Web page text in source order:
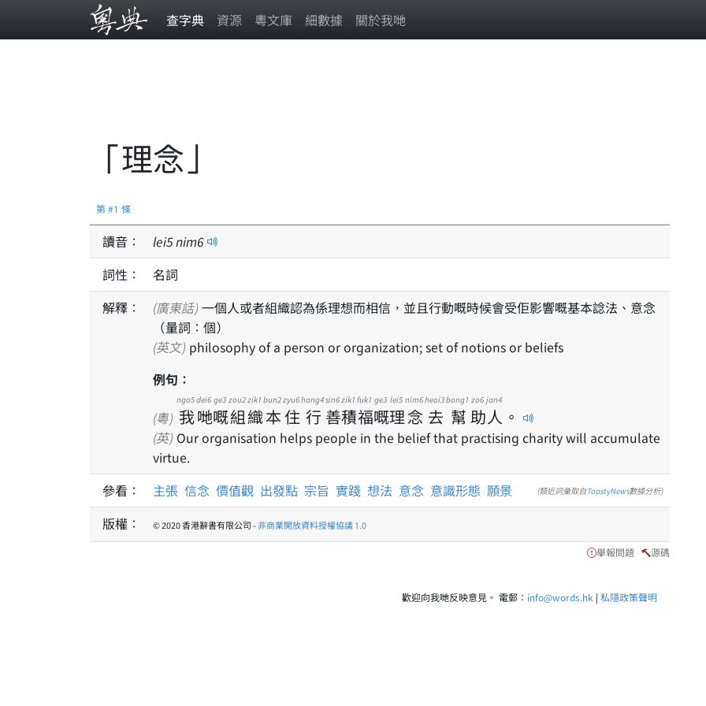
查字典 資源 粵文庫 細數據 關於我哋
「理念」
第 #1 條
讀音： lei5nim6
詞性：
名詞
解釋：
(廣東話)
（量詞：個）
(英文) philosophy of a person or organization; set of notions or beliefs
例句：
(粵) 我
ngo5
哋
dei6
嘅
ge3
組
zou2
織
zik1
本
bun2
住
zyu6
行
hang4
善
sin6
積
zik1
福
fuk1
嘅
ge3
理
lei5
念
nim6
去
heoi3
幫
bong1
助
zo6
人
jan4
。
(英) Our organisation helps people in the belief that practising charity will accumulate
virtue.
參看：
主張 信念 價值觀 出發點 宗旨 實踐 想法 意念 意識形態 願景 (類近詞彙取自ToastyNews數據分析)
版權： © 2020 香港辭書有限公司 -非商業開放資料授權協議 1.0
舉報問題 源碼
歡迎向我哋反映意見。 電郵： info@words.hk | 私隱政策聲明